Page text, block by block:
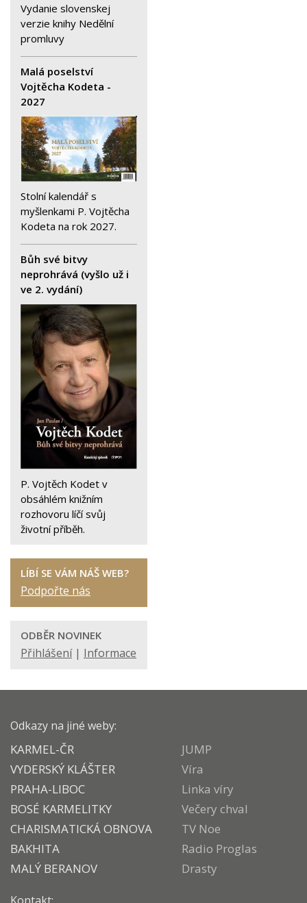
Vydanie slovenskej
verzie knihy Nedělní
promluvy
Malá poselství
Vojtěcha Kodeta -
2027
Stolní kalendář s
myšlenkami P. Vojtěcha
Kodeta na rok 2027.
Bůh své bitvy
neprohrává (vyšlo už i
ve 2. vydání)
P. Vojtěch Kodet v
obsáhlém knižním
rozhovoru líčí svůj
životní příběh.
LÍBÍ SE VÁM NÁŠ WEB?
Podpořte nás
ODBĚR NOVINEK
Přihlášení| Informace
Odkazy na jiné weby:
KARMEL-ČR
VYDERSKÝ KLÁŠTER
PRAHA-LIBOC
BOSÉ KARMELITKY
CHARISMATICKÁ OBNOVA
BAKHITA
MALÝ BERANOV
JUMP
Víra
Linka víry
Večery chval
TV Noe
Radio Proglas
Drasty